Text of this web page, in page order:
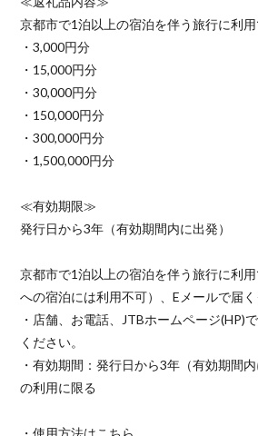
京都市で1泊以上の宿泊を伴う旅行に利用
・3,000円分
・15,000円分
・30,000円分
・150,000円分
・300,000円分
・1,500,000円分
≪有効期限≫
発行日から3年（有効期間内に出発）
京都市で1泊以上の宿泊を伴う旅行に利
への宿泊には利用不可）、Eメールで届く
・店舗、お電話、JTBホームページ(HP)
ください。
・有効期間：発行日から3年（有効期間
の利用に限る